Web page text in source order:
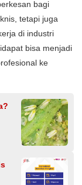
bagi
tetapi juga
di industri
bisa menjadi
ke